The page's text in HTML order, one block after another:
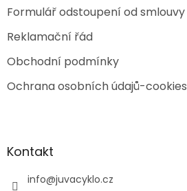
Formulář odstoupení od smlouvy
Reklamační řád
Obchodní podmínky
Ochrana osobních údajů-cookies
Kontakt
info@juvacyklo.cz